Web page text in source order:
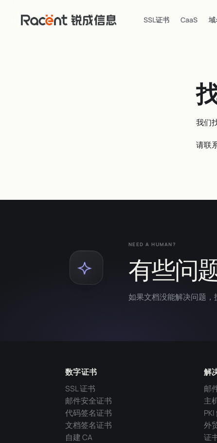
SSL证书 CaaS 域
我们
请联
NEED A HUMAN?
有些问
如果文档没能解决问题，
数字证书
SSL 证书
邮件安全证书
代码签名证书
文档签名证书
自建 CA
解
邮
主
外
证